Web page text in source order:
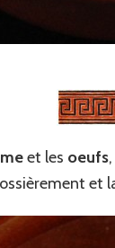
et les oeufs
et